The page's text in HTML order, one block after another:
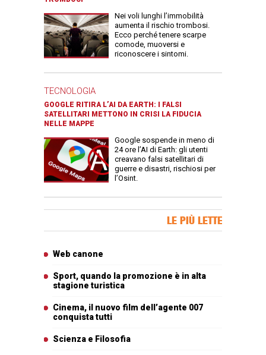
Nei voli lunghi l’immobilità
aumenta il rischio trombosi.
Ecco perché tenere scarpe
comode, muoversi e
riconoscere i sintomi.
TECNOLOGIA
GOOGLE RITIRA L’AI DA EARTH: I FALSI
SATELLITARI METTONO IN CRISI LA FIDUCIA
NELLE MAPPE
Google sospende in meno di
24 ore l’AI di Earth: gli utenti
creavano falsi satellitari di
guerre e disastri, rischiosi per
l’Osint.
LE PIÙ LETTE
Web canone
Sport, quando la promozione è in alta
stagione turistica
Cinema, il nuovo film dell’agente 007
conquista tutti
Scienza e Filosofia